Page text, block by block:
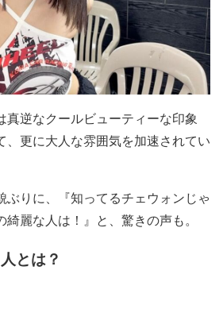
真逆なクールビューティーな印象
、更に大人な雰囲気を加速されてい
ぶりに、『知ってるチェウォンじゃ
麗な人は！』と、驚きの声も。
とは？